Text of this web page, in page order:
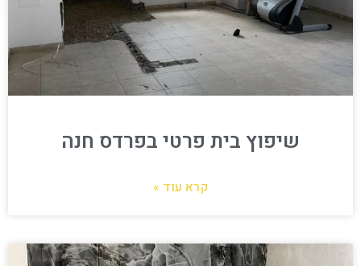
שיפוץ בית פרטי בפרדס חנה
קרא עוד »